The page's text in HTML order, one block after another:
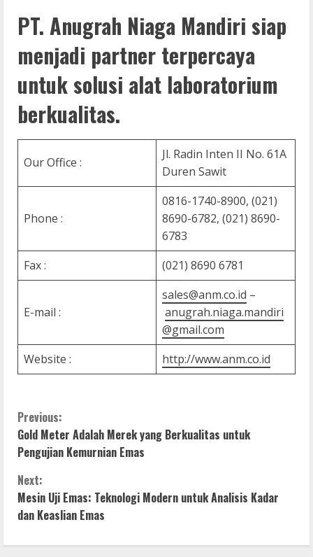
PT. Anugrah Niaga Mandiri siap
menjadi partner terpercaya
untuk solusi alat laboratorium
berkualitas.
Our Office :
Jl. Radin Inten II No. 61A
Duren Sawit
Phone :
0816-1740-8900, (021)
8690-6782, (021) 8690-
6783
Fax :
(021) 8690 6781
E-mail :
sales@anm.co.id –
anugrah.niaga.mandiri
@gmail.com
Website :
http://www.anm.co.id
C
o
n
t
i
Previous:
Gold Meter Adalah Merek yang Berkualitas untuk
Pengujian Kemurnian Emas
Next:
Mesin Uji Emas: Teknologi Modern untuk Analisis Kadar
dan Keaslian Emas